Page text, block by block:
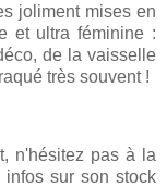
joliment mises en
et ultra féminine :
de la vaisselle
très souvent !
n'hésitez pas à la
sur son stock